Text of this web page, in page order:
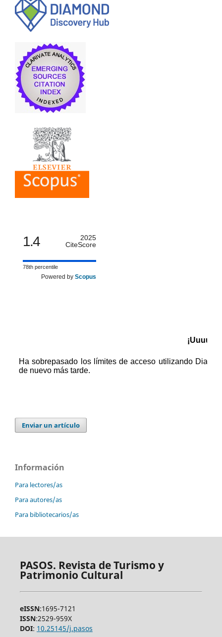
1.4
2025
CiteScore
78th percentile
Powered by Scopus
Enviar un artículo
Información
Para lectores/as
Para autores/as
Para bibliotecarios/as
PASOS. Revista de Turismo y
Patrimonio Cultural
eISSN:1695-7121
ISSN:2529-959X
DOI: 10.25145/j.pasos